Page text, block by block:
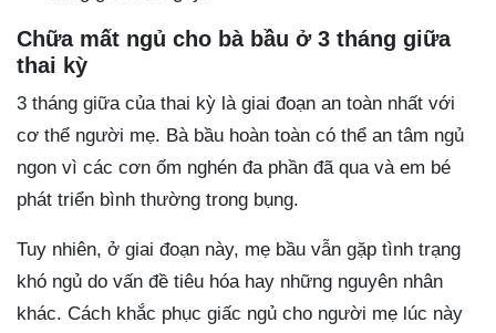
Chữa mất ngủ cho bà bầu ở 3 tháng giữa
thai kỳ
3 tháng giữa của thai kỳ là giai đoạn an toàn nhất với
cơ thể người mẹ. Bà bầu hoàn toàn có thể an tâm ngủ
ngon vì các cơn ốm nghén đa phần đã qua và em bé
phát triển bình thường trong bụng.
Tuy nhiên, ở giai đoạn này, mẹ bầu vẫn gặp tình trạng
khó ngủ do vấn đề tiêu hóa hay những nguyên nhân
khác. Cách khắc phục giấc ngủ cho người mẹ lúc này